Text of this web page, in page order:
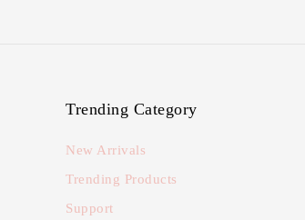
Trending Category
New Arrivals
Trending Products
Support